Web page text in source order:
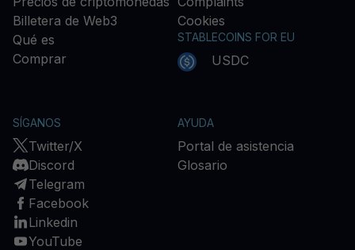
Billetera de Web3
Qué es
Comprar
Cookies
STABLECOINS FOR EU
USDC
SÍGANOS
Twitter/X
Discord
Telegram
Facebook
Linkedin
YouTube
AYUDA
Portal de asistencia
Glosario